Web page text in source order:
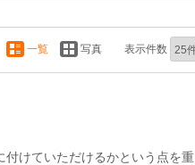
一覧 写真 表示件数
付けていただけるかという点を重